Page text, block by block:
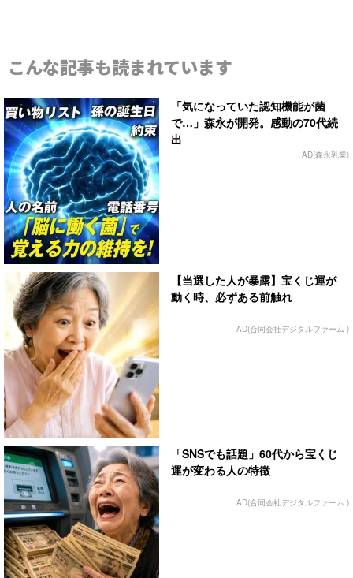
こんな記事も読まれています
「気になっていた認知機能が菌
で…」森永が開発。感動の70代続
出
AD(森永乳業)
【当選した人が暴露】宝くじ運が
動く時、必ずある前触れ
AD(合同会社デジタルファーム )
「SNSでも話題」60代から宝くじ
運が変わる人の特徴
AD(合同会社デジタルファーム )